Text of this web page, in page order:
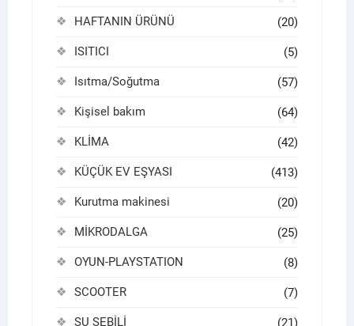
HAFTANIN ÜRÜNÜ (20)
ISITICI (5)
Isıtma/Soğutma (57)
Kişisel bakım (64)
KLİMA (42)
KÜÇÜK EV EŞYASI (413)
Kurutma makinesi (20)
MİKRODALGA (25)
OYUN-PLAYSTATION (8)
SCOOTER (7)
SU SEBİLİ (21)